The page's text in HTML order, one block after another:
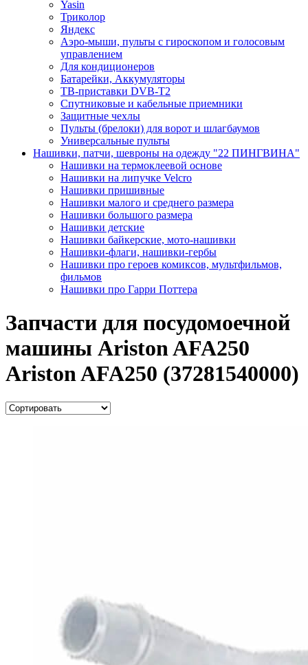
Yasin
Триколор
Яндекс
Аэро-мыши, пульты с гироскопом и голосовым
управлением
Для кондиционеров
Батарейки, Аккумуляторы
ТВ-приставки DVB-T2
Спутниковые и кабельные приемники
Защитные чехлы
Пульты (брелоки) для ворот и шлагбаумов
Универсальные пульты
Нашивки, патчи, шевроны на одежду "22 ПИНГВИНА"
Нашивки на термоклеевой основе
Нашивки на липучке Velcro
Нашивки пришивные
Нашивки малого и среднего размера
Нашивки большого размера
Нашивки детские
Нашивки байкерские, мото-нашивки
Нашивки-флаги, нашивки-гербы
Нашивки про героев комиксов, мультфильмов,
фильмов
Нашивки про Гарри Поттера
Запчасти для посудомоечной
машины Ariston AFA250
Ariston AFA250 (37281540000)